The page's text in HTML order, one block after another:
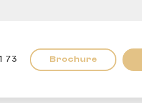
73 Brochure